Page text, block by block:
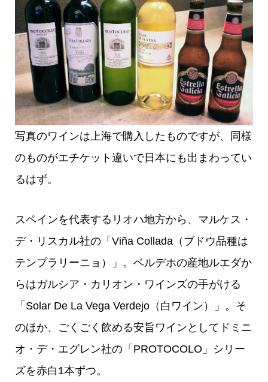
写真のワインは上海で購入したものですが、同様
のものがエチケット違いで日本にも出まわってい
るはず。
スペインを代表するリオハ地方から、マルケス・
デ・リスカル社の「Viña Collada（ブドウ品種は
テンプラリーニョ）」。ベルデホの産地ルエダか
らはガルシア・カリオン・ワインズの手がける
「Solar De La Vega Verdejo（白ワイン）」。そ
のほか、ごくごく飲める安旨ワインとしてドミニ
オ・デ・エグレン社の「PROTOCOLO」シリー
ズを赤白1本ずつ。